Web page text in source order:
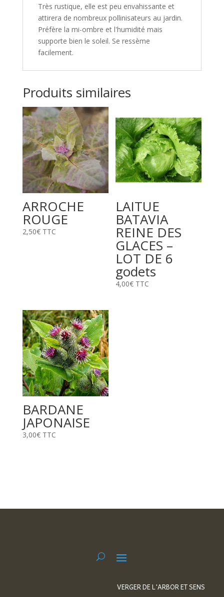
Très rustique, elle est peu envahissante et
attirera de nombreux pollinisateurs au jardin.
Préfère la mi-ombre et l'humidité mais
supporte bien le soleil. Se ressème
facilement.
Produits similaires
ARROCHE
ROUGE
2,50€ TTC
LAITUE
BATAVIA
REINE DES
GLACES –
LOT DE 6
godets
4,00€ TTC
BARDANE
JAPONAISE
3,00€ TTC
VERGER DE L'ARBOR ET SENS